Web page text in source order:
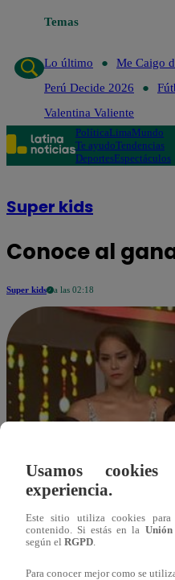
Temas
Lo último
Lo último
Me Caigo
Perú Decide 2026
Valentina Valiente
PolíticaLimaMundo
Te ayudoTendencias
DeportesEspectáculos
Super kids
Conoce al
Super kids a las 02:18
Usamos
experiencia.
Este sitio utiliza cookies
contenido. Si estás en la
según el RGPD.
Para conocer mejor como se